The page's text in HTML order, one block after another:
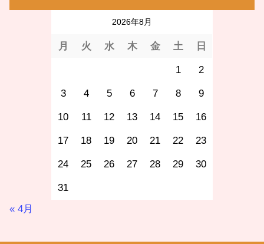
2026年8月
月 火 水 木 金 土 日
1 2
3 4 5 6 7 8 9
10 11 12 13 14 15 16
17 18 19 20 21 22 23
24 25 26 27 28 29 30
31
« 4月